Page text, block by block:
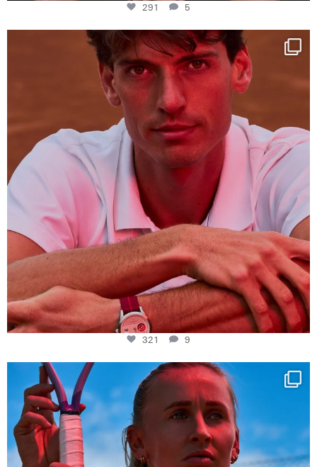
291 5
One last dance at home
This week at...
321
9
321 9
Determination, elegance and Swiss precision —
441
14